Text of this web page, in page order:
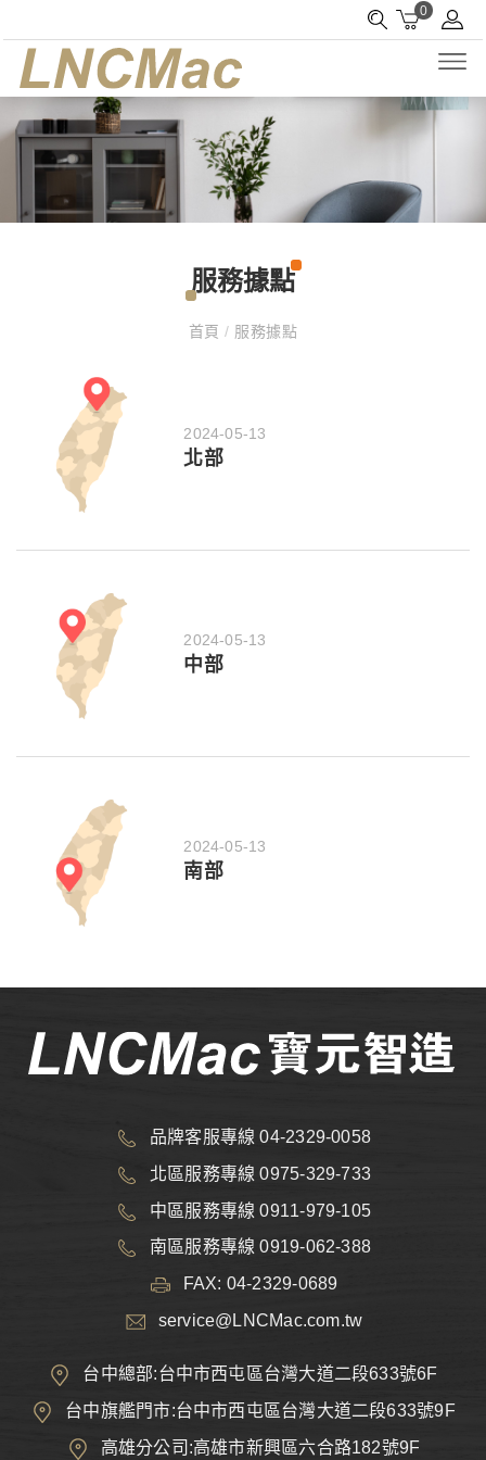
0
服務據點
首頁/ 服務據點
2024-05-13
北部
2024-05-13
中部
2024-05-13
南部
品牌客服專線 04-2329-0058
北區服務專線 0975-329-733
中區服務專線 0911-979-105
南區服務專線 0919-062-388
FAX: 04-2329-0689
service@LNCMac.com.tw
台中總部:台中市西屯區台灣大道二段633號6F
台中旗艦門市:台中市西屯區台灣大道二段633號9F
高雄分公司:高雄市新興區六合路182號9F